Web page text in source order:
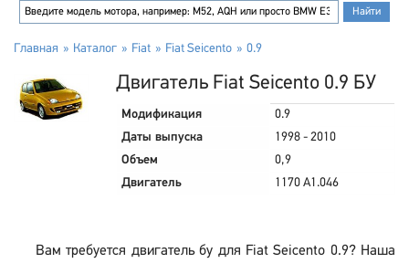
Главная Каталог Fiat Fiat Seicento 0.9
Двигатель Fiat Seicento 0.9 БУ
Модификация
0.9
Даты выпуска
1998 - 2010
Объем
0,9
Двигатель
1170 A1.046
Вам требуется двигатель бу для Fiat Seicento 0.9? Наша